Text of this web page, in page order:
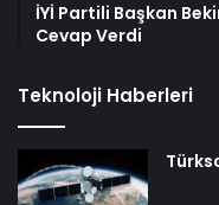
İYİ Partili Başkan
Cevap Verdi
Teknoloji Haberleri